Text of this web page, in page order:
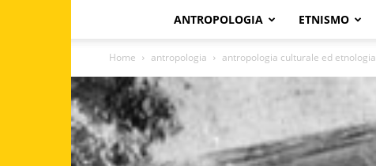
ANTROPOLOGIA ETNISMO
Home antropologia antropologia culturale ed etnologia